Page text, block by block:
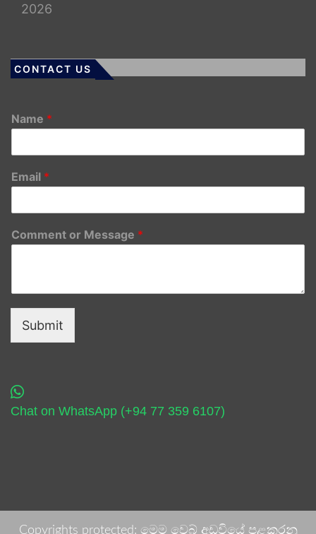
2026
CONTACT US
Name *
Email *
Comment or Message *
Submit
Chat on WhatsApp (+94 77 359 6107)
Copyrights protected: මෙම වෙබ් අඩවියේ පළකරනු